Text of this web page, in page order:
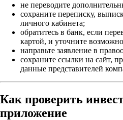
не переводите
сохраните переписку,
личного кабинета;
обратитесь в банк, если
картой, и уточните
направьте заявление в
сохраните ссылки на сайт,
данные представителей
Как проверить
приложение